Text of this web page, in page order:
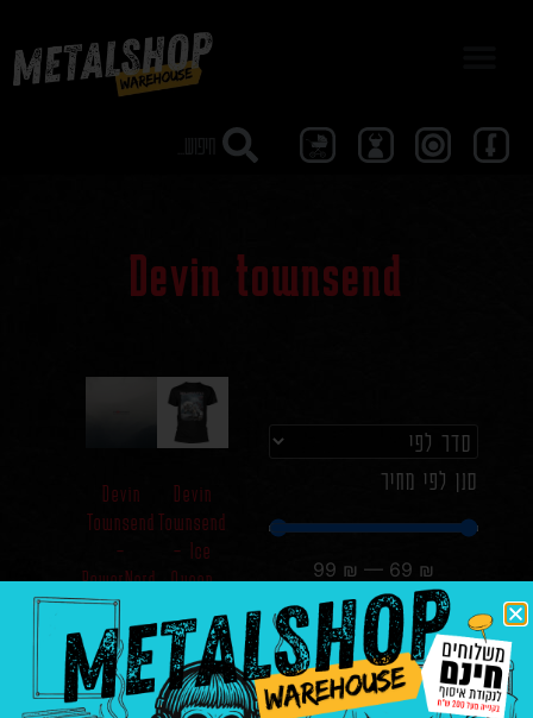
Devin townsend
סנן לפי מחיר
₪
69
—
₪
99
סנן לפי מידה
L
Devin
Townsend
– Ice
Queen
₪90.00
Devin
Townsend
–
PowerNerd
₪69.00